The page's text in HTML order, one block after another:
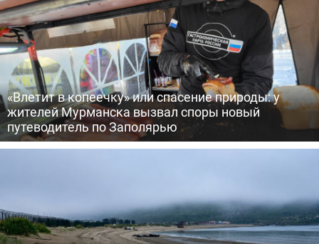
«Влетит в копеечку» или спасение природы: у
жителей Мурманска вызвал споры новый
путеводитель по Заполярью